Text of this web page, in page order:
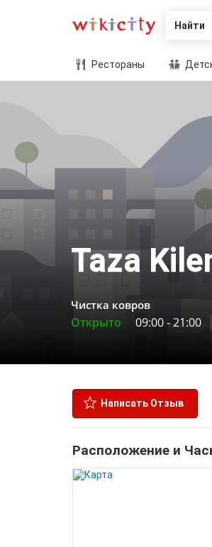
Найти
Рестораны
Taza
Чистка ковров
Открыто 09:00-21:00
Написать Отзыв
Расположение и